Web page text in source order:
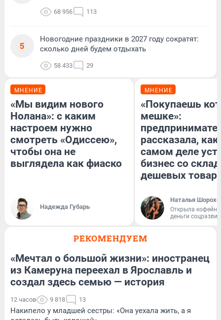
68 956 113
5
Новогодние праздники в 2027 году сократят:
сколько дней будем отдыхать
58 433 29
МНЕНИЕ
«Мы видим нового
Нолана»: с каким
настроем нужно
смотреть «Одиссею»,
чтобы она не
выглядела как фиаско
Надежда Губарь
МНЕНИЕ
«Покупаешь
мешке»:
рассказала, как
самом деле
бизнес со
дешевых
Наталья
Открыла
деньги
РЕКОМЕНДУЕМ
«Мечтал о большой жизни»: иностранец
из Камеруна переехал в Ярославль и
создал здесь семью — история
12 часов 9 818 13
Накипело у младшей сестры: «Она уехала жить, а я